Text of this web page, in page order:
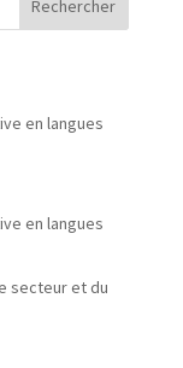
Rechercher
en langues
en langues
secteur et du